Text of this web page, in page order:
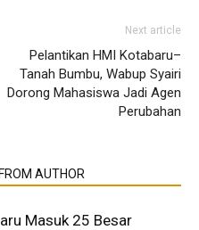
Next article
Pelantikan HMI Kotabaru–
Tanah Bumbu, Wabup Syairi
Dorong Mahasiswa Jadi Agen
Perubahan
AUTHOR
Masuk 25 Besar